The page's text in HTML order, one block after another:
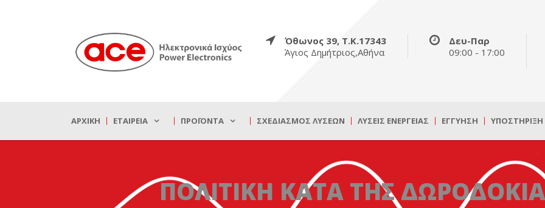
Όθωνος 39, Τ.Κ.17343
Άγιος Δημήτριος,Αθήνα
Δευ-Παρ
09:00 - 17:00
ΑΡΧΙΚΉ ΕΤΑΙΡΕΊΑ ΠΡΟΪΌΝΤΑ ΣΧΕΔΙΑΣΜΌΣ ΛΎΣΕΩΝ ΛΎΣΕΙΣ ΕΝΈΡΓΕΙΑΣ ΕΓΓΎΗΣΗ ΥΠΟΣΤΉΡΙΞΗ
ΠΟΛΙΤΙΚΗ ΚΑΤΑ ΤΗΣ